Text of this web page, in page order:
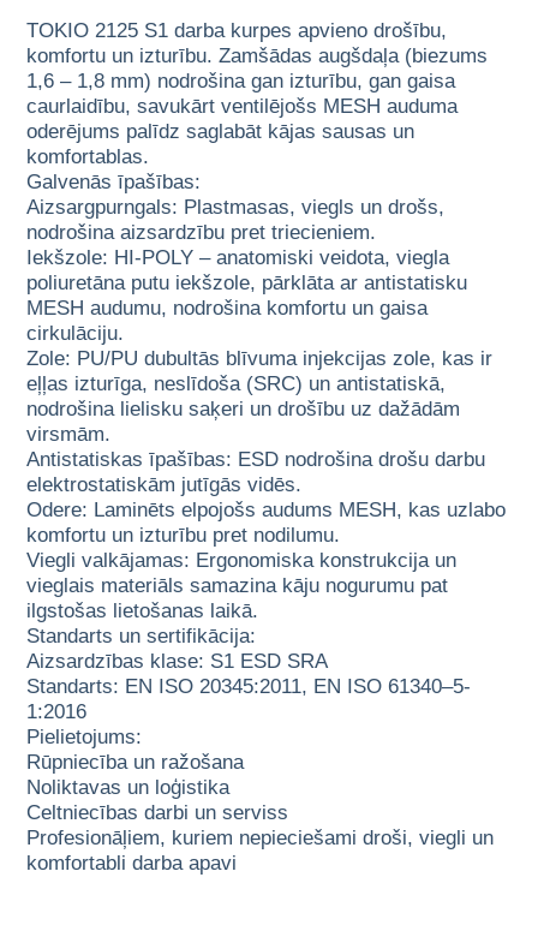
TOKIO 2125 S1 darba kurpes apvieno drošību,
komfortu un izturību. Zamšādas augšdaļa (biezums
1,6 – 1,8 mm) nodrošina gan izturību, gan gaisa
caurlaidību, savukārt ventilējošs MESH auduma
oderējums palīdz saglabāt kājas sausas un
komfortablas.
Galvenās īpašības:
Aizsargpurngals: Plastmasas, viegls un drošs,
nodrošina aizsardzību pret triecieniem.
Iekšzole: HI-POLY – anatomiski veidota, viegla
poliuretāna putu iekšzole, pārklāta ar antistatisku
MESH audumu, nodrošina komfortu un gaisa
cirkulāciju.
Zole: PU/PU dubultās blīvuma injekcijas zole, kas ir
eļļas izturīga, neslīdoša (SRC) un antistatiskā,
nodrošina lielisku saķeri un drošību uz dažādām
virsmām.
Antistatiskas īpašības: ESD nodrošina drošu darbu
elektrostatiskām jutīgās vidēs.
Odere: Laminēts elpojošs audums MESH, kas uzlabo
komfortu un izturību pret nodilumu.
Viegli valkājamas: Ergonomiska konstrukcija un
vieglais materiāls samazina kāju nogurumu pat
ilgstošas lietošanas laikā.
Standarts un sertifikācija:
Aizsardzības klase: S1 ESD SRA
Standarts: EN ISO 20345:2011, EN ISO 61340–5-
1:2016
Pielietojums:
Rūpniecība un ražošana
Noliktavas un loģistika
Celtniecības darbi un serviss
Profesionāļiem, kuriem nepieciešami droši, viegli un
komfortabli darba apavi